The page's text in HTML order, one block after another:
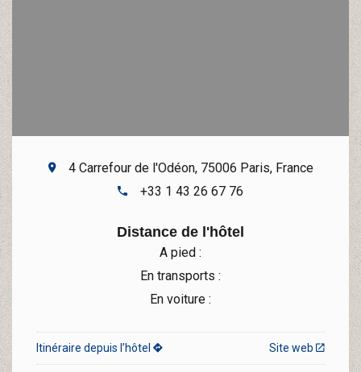
4 Carrefour de l'Odéon, 75006 Paris, France
+33 1 43 26 67 76
Distance de l'hôtel
A pied :
En transports :
En voiture :
Site web
Itinéraire depuis l’hôtel